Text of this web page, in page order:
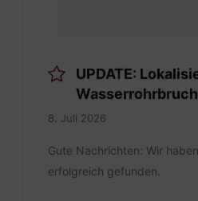
UPDATE:
Wasserrohrbruch
8. Juli 2026
Gute Nachrichten: Wir
erfolgreich gefunden.